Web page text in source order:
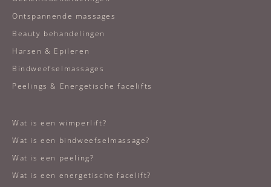
Ontspannende massages
Beauty behandelingen
Harsen & Epileren
Bindweefselmassages
Peelings & Energetische facelifts
Wat is een wimperlift?
Wat is een bindweefselmassage?
Wat is een peeling?
Wat is een energetische facelift?